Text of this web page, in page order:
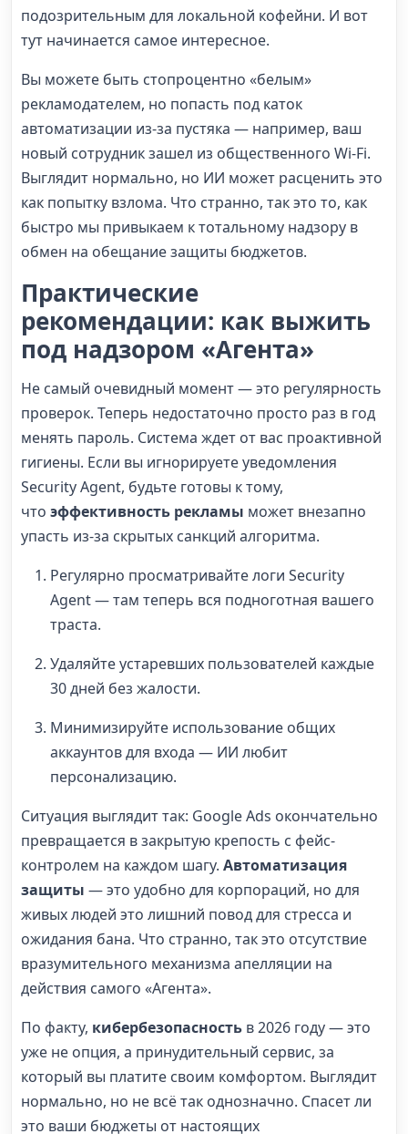
подозрительным для локальной кофейни. И вот
тут начинается самое интересное.
Вы можете быть стопроцентно «белым»
рекламодателем, но попасть под каток
автоматизации из-за пустяка — например, ваш
новый сотрудник зашел из общественного Wi-Fi.
Выглядит нормально, но ИИ может расценить это
как попытку взлома. Что странно, так это то, как
быстро мы привыкаем к тотальному надзору в
обмен на обещание защиты бюджетов.
Практические
рекомендации: как выжить
под надзором «Агента»
Не самый очевидный момент — это регулярность
проверок. Теперь недостаточно просто раз в год
менять пароль. Система ждет от вас проактивной
гигиены. Если вы игнорируете уведомления
Security Agent, будьте готовы к тому,
что эффективность рекламы может внезапно
упасть из-за скрытых санкций алгоритма.
Регулярно просматривайте логи Security
Agent — там теперь вся подноготная вашего
траста.
Удаляйте устаревших пользователей каждые
30 дней без жалости.
Минимизируйте использование общих
аккаунтов для входа — ИИ любит
персонализацию.
Ситуация выглядит так: Google Ads окончательно
превращается в закрытую крепость с фейс-
контролем на каждом шагу. Автоматизация
защиты — это удобно для корпораций, но для
живых людей это лишний повод для стресса и
ожидания бана. Что странно, так это отсутствие
вразумительного механизма апелляции на
действия самого «Агента».
По факту, кибербезопасность в 2026 году — это
уже не опция, а принудительный сервис, за
который вы платите своим комфортом. Выглядит
нормально, но не всё так однозначно. Спасет ли
это ваши бюджеты от настоящих